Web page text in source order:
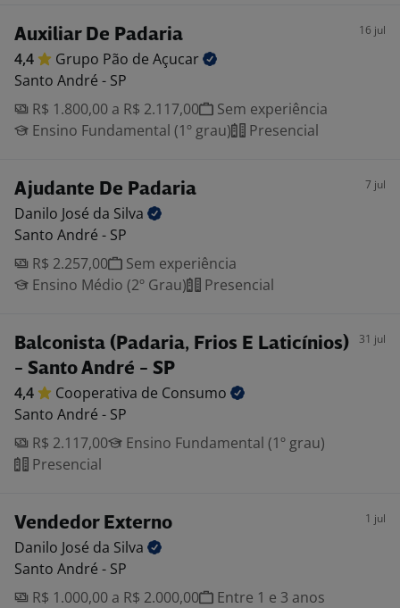
Auxiliar De Padaria 16 jul
4,4 Grupo Pão de Açucar
Santo André - SP
R$ 1.800,00 a R$ 2.117,00
Sem experiência
Ensino Fundamental (1º grau)
Presencial
Ajudante De Padaria 7 jul
Danilo José da Silva
Santo André - SP
R$ 2.257,00
Sem experiência
Ensino Médio (2º Grau)
Presencial
Balconista (Padaria, Frios E Laticínios)
- Santo André - SP
31 jul
4,4 Cooperativa de Consumo
Santo André - SP
R$ 2.117,00
Ensino Fundamental (1º grau)
Presencial
Vendedor Externo 1 jul
Danilo José da Silva
Santo André - SP
R$ 1.000,00 a R$ 2.000,00
Entre 1 e 3 anos